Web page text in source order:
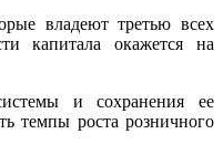
владеют третью всех
капитала окажется на
и сохранения ее
темпы роста розничного